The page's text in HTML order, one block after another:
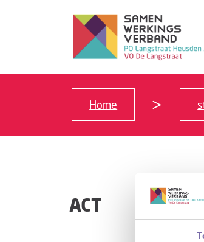
Home
ACT